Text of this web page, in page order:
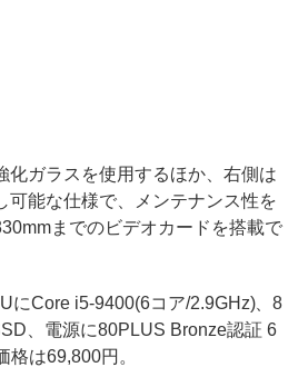
ガラスを使用するほか、右側は
可能な仕様で、メンテナンス性を
までのビデオカードを搭載で
Core i5-9400(6コア/2.9GHz)、8
、電源に80PLUS Bronze認証 6
は69,800円。